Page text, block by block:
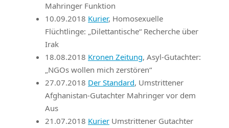
Mahringer Funktion
10.09.2018 Kurier, Homosexuelle
Flüchtlinge: „Dilettantische“ Recherche über
Irak
18.08.2018 Kronen Zeitung, Asyl-Gutachter:
„NGOs wollen mich zerstören“
27.07.2018 Der Standard, Umstrittener
Afghanistan-Gutachter Mahringer vor dem
Aus
21.07.2018 Kurier Umstrittener Gutachter